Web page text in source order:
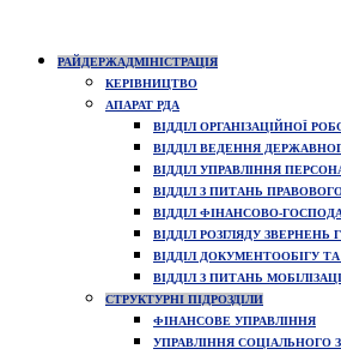
РАЙДЕРЖАДМІНІСТРАЦІЯ
КЕРІВНИЦТВО
АПАРАТ РДА
ВІДДІЛ ОРГАНІЗАЦІЙНОЇ
ВІДДІЛ ВЕДЕННЯ
ВІДДІЛ УПРАВЛІННЯ
ВІДДІЛ З ПИТАНЬ
ВІДДІЛ ФІНАНСОВО-
ВІДДІЛ РОЗГЛЯДУ ЗВЕРНЕНЬ
ВІДДІЛ ДОКУМЕНТООБІГУ
ВІДДІЛ З ПИТАНЬ
СТРУКТУРНІ ПІДРОЗДІЛИ
ФІНАНСОВЕ УПРАВЛІННЯ
УПРАВЛІННЯ СОЦІАЛЬНОГО